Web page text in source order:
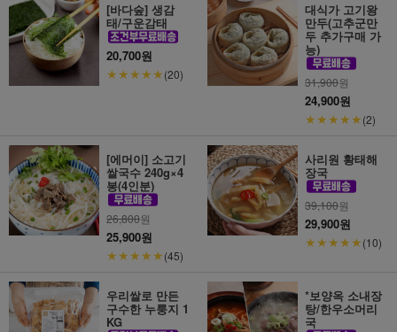
[바다숲] 생감
태/구운감태
20,700원
★★★★★(20)
대식가 고기왕
만두(고추군만
두 추가구매 가
능)
31,900원
24,900원
★★★★★(2)
[에머이] 소고기
쌀국수 240g×4
봉(4인분)
26,800원
25,900원
★★★★★(45)
사리원 황태해
장국
39,100원
29,900원
★★★★★(10)
우리쌀로 만든
구수한 누룽지 1
KG
*보양옥 소내장
탕/한우소머리
국